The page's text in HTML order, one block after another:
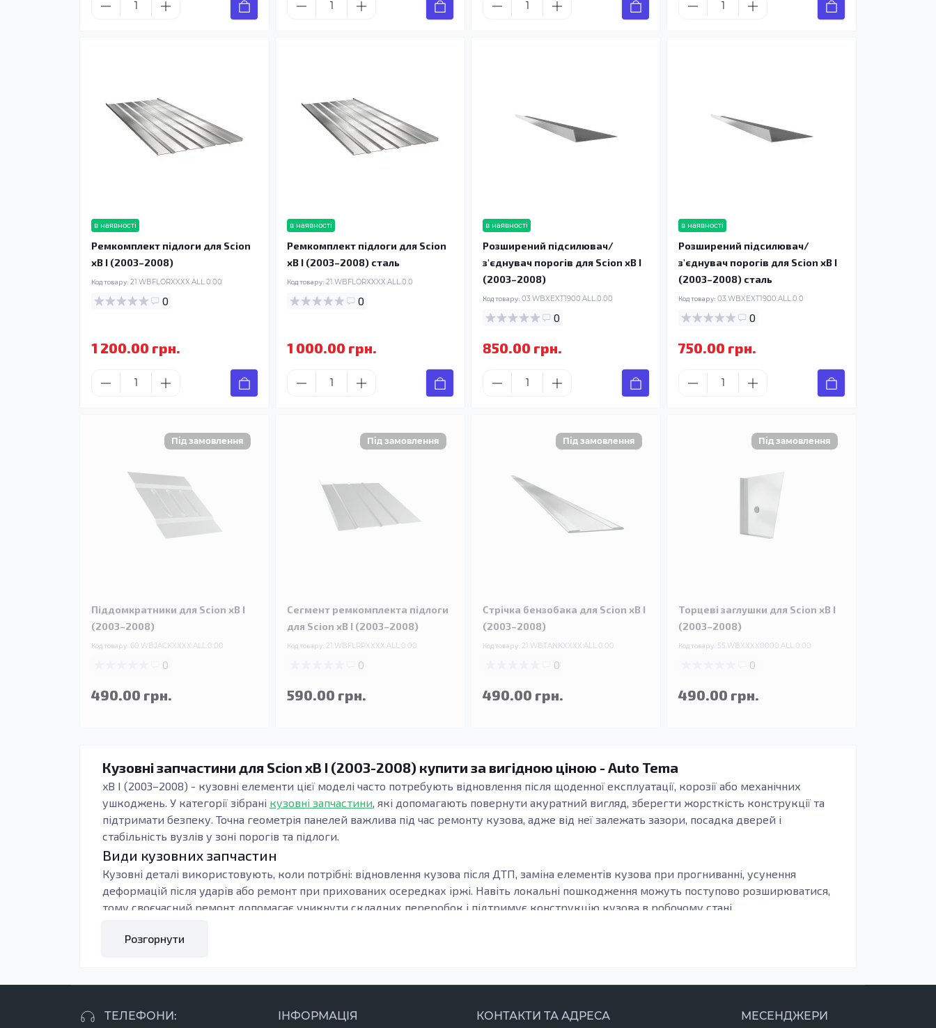
в наявності
Ремкомплект підлоги для Scion
xB I (2003–2008)
Код товару: 21.WBFLORXXXX.ALL.0.00
0
1 200.00 грн.
в наявності
Ремкомплект підлоги для Scion
xB I (2003–2008) сталь
Код товару: 21.WBFLORXXXX.ALL.0.0
0
1 000.00 грн.
в наявності
Розширений підсилювач/
з'єднувач порогів для Scion xB I
(2003–2008)
Код товару: 03.WBXEXT1900.ALL.0.00
0
850.00 грн.
в наявності
Розширений підсилювач/
з'єднувач порогів для Scion xB I
(2003–2008) сталь
Код товару: 03.WBXEXT1900.ALL.0.0
0
750.00 грн.
Піддомкратники для Scion xB I
(2003–2008)
Код товару: 60.WBJACKXXXX.ALL.0.00
0
490.00 грн.
Сегмент ремкомплекта підлоги
для Scion xB I (2003–2008)
Код товару: 21.WBFLRPXXXX.ALL.0.00
0
590.00 грн.
Стрічка бензобака для Scion xB I
(2003–2008)
Код товару: 21.WBTANKXXXX.ALL.0.00
0
490.00 грн.
Торцеві заглушки для Scion xB I
(2003–2008)
Код товару: 55.WBXXXX0000.ALL.0.00
0
490.00 грн.
Кузовні запчастини для Scion xB I (2003-2008) купити за вигідною ціною - Auto Tema
xB I (2003–2008) - кузовні елементи цієї моделі часто потребують відновлення після щоденної експлуатації, корозії або механічних
ушкоджень. У категорії зібрані кузовні запчастини, які допомагають повернути акуратний вигляд, зберегти жорсткість конструкції та
підтримати безпеку. Точна геометрія панелей важлива під час ремонту кузова, адже від неї залежать зазори, посадка дверей і
стабільність вузлів у зоні порогів та підлоги.
Види кузовних запчастин
Кузовні деталі використовують, коли потрібні: відновлення кузова після ДТП, заміна елементів кузова при прогниванні, усунення
деформацій після ударів або ремонт при прихованих осередках іржі. Навіть локальні пошкодження можуть поступово розширюватися,
тому своєчасний ремонт допомагає уникнути складних переробок і підтримує конструкцію кузова в робочому стані.
Під час підбору орієнтуються на тип кузова, модифікацію та місце встановлення елемента. Важливо, щоб деталь повторювала заводські
Кому підходять ці запчастини
та підвищену зносостійкість у місцях, де метал контактує з вологою та реагентами. Після встановлення важливо виконати ґрунтування,
Розгорнути
ТЕЛЕФОНИ: ІНФОРМАЦІЯ КОНТАКТИ ТА АДРЕСА МЕСЕНДЖЕРИ